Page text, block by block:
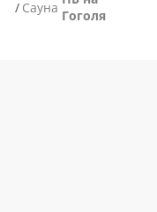
Сауна Гоголя